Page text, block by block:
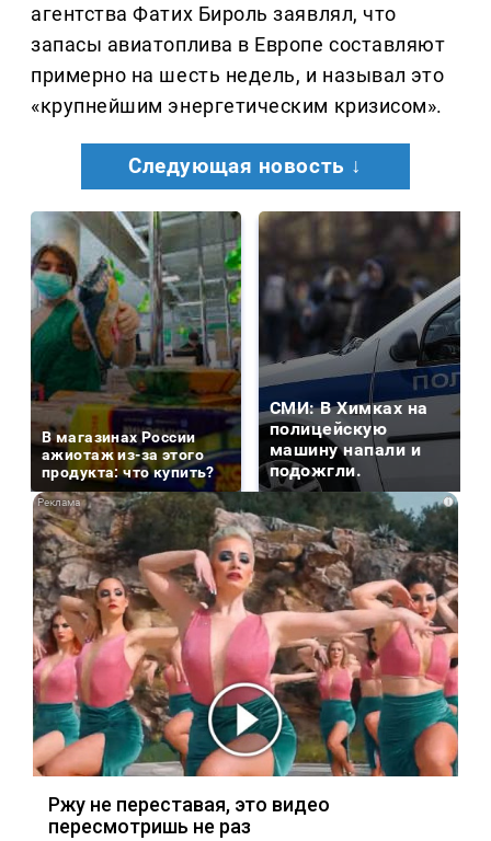
агентства Фатих Бироль заявлял, что
запасы авиатоплива в Европе составляют
примерно на шесть недель, и называл это
«крупнейшим энергетическим кризисом».
Следующая новость ↓
В магазинах России
ажиотаж из-за этого
продукта: что купить?
СМИ: В Химках на
полицейскую
машину напали и
подожгли.
i
Ржу не переставая, это видео
пересмотришь не раз